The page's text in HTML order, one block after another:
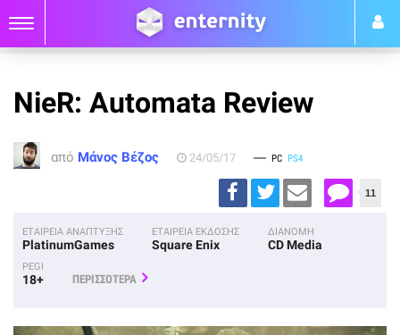
NieR: Automata Review
από Μάνος Βέζος 24/05/17 PC PS4
11
ΕΤΑΙΡΕΙΑ ΑΝΑΠΤΥΞΗΣ
PlatinumGames
ΕΤΑΙΡΕΙΑ ΕΚΔΟΣΗΣ
Square Enix
ΔΙΑΝΟΜΗ
CD Media
PEGI
18+ ΠΕΡΙΣΣΟΤΕΡΑ